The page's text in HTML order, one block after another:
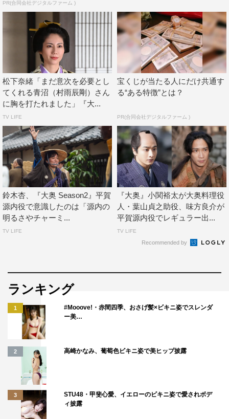
『大奥』木村了
中澤役をやらせていただく木村了です。
胤篤の部屋子として、常に側にいる役です。
常に冷静な人間で、人間味あふれる胤篤とは正反対の役ど
ころです。
ですが、胤篤と共に過ごしていく中で中澤の人間味が少し
ずつ出てきます。
個人的にとても演じがいのある役で、とても楽しみながら
また、胤篤役の福士蒼汰とのやりとりもお楽しみくださ
い。
中川翼 コメント
PR(合同会社デジタルファーム )
松下奈緒「まだ意次を必要とし
てくれる青沼（村雨辰剛）さん
に胸を打たれました」『大...
TV LIFE
宝くじが当たる人にだけ共通す
る“ある特徴”とは？
PR(合同会社デジタルファーム )
鈴木杏、『大奥 Season2』平賀
源内役で意識したのは「源内の
明るさやチャーミ...
TV LIFE
『大奥』小関裕太が大奥料理役
人・葉山貞之助役、味方良介が
平賀源内役でレギュラー出...
TV LIFE
Recommended by
ランキング
1
#Mooove!・赤間四季、おさげ髪×ビキニ姿でスレンダ
ー美…
2 高崎かなみ、葡萄色ビキニ姿で美ヒップ披露
3
STU48・甲斐心愛、イエローのビキニ姿で愛されボデ
ィ披露